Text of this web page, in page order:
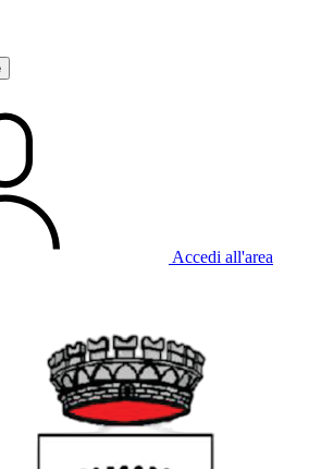
Accedi all'area